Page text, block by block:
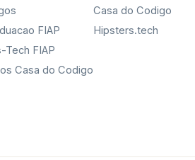
FIAP
Tech FIAP
Casa do Codigo
Casa do Codigo
Hipsters.tech